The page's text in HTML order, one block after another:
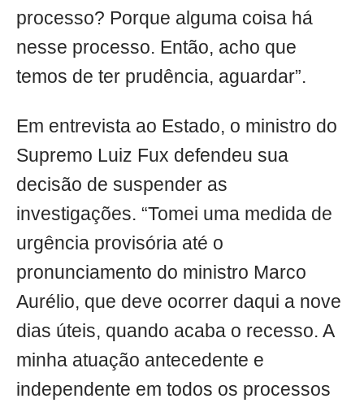
processo? Porque alguma coisa há
nesse processo. Então, acho que
temos de ter prudência, aguardar”.
Em entrevista ao Estado, o ministro do
Supremo Luiz Fux defendeu sua
decisão de suspender as
investigações. “Tomei uma medida de
urgência provisória até o
pronunciamento do ministro Marco
Aurélio, que deve ocorrer daqui a nove
dias úteis, quando acaba o recesso. A
minha atuação antecedente e
independente em todos os processos